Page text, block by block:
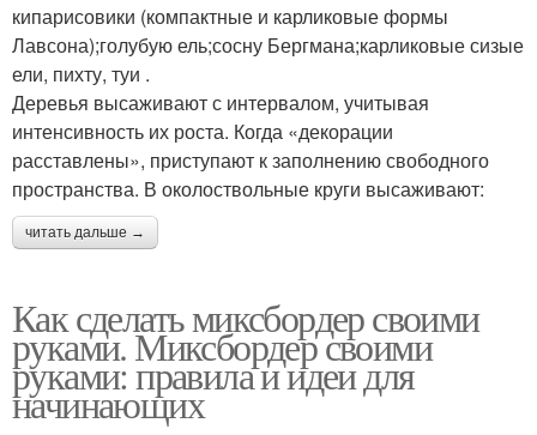
кипарисовики (компактные и карликовые формы
Лавсона);голубую ель;сосну Бергмана;карликовые сизые
ели, пихту, туи .
Деревья высаживают с интервалом, учитывая
интенсивность их роста. Когда «декорации
расставлены», приступают к заполнению свободного
пространства. В околоствольные круги высаживают:
читать дальше →
Как сделать миксбордер своими
руками. Миксбордер своими
руками: правила и идеи для
начинающих